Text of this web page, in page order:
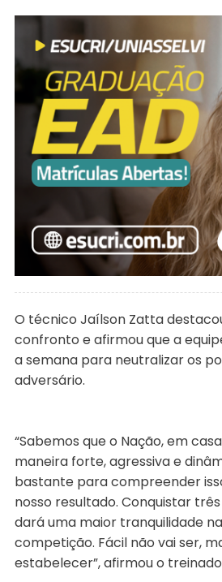
O técnico Jaílson Zatta
confronto e afirmou que a
a semana para neutralizar os
adversário.
“Sabemos que o Nação, em
maneira forte, agressiva e
bastante para compreender
nosso resultado. Conquistar
dará uma maior tranquilidade
competição. Fácil não vai ser,
estabelecer”, afirmou o